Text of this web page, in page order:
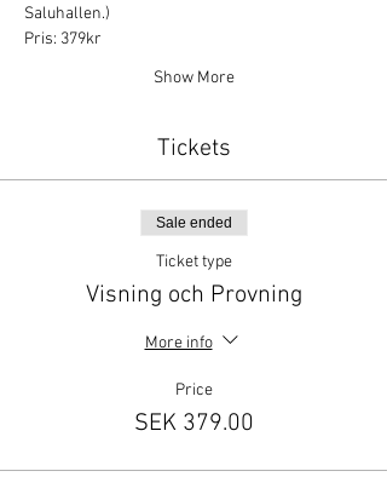
Saluhallen.)
Pris: 379kr
Show More
Tickets
Sale ended
Ticket type
Visning och Provning
More info
Price
SEK 379.00